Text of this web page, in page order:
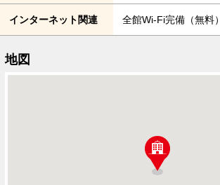
インターネット関連 全館Wi-Fi完備（無料）
地図